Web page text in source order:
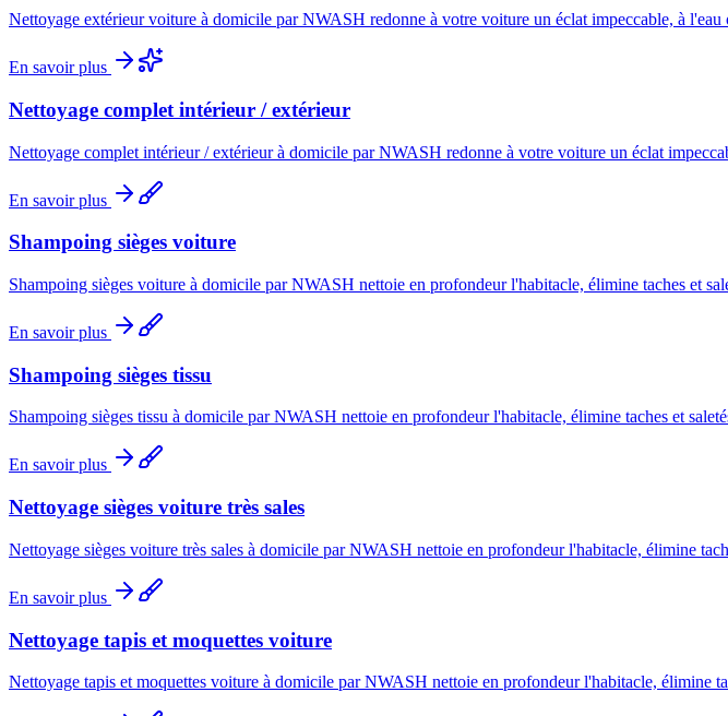
Nettoyage extérieur voiture à domicile par NWASH redonne à votre voiture un éclat impeccable, à l'eau
En savoir plus
Nettoyage complet intérieur / extérieur
Nettoyage complet intérieur / extérieur à domicile par NWASH redonne à votre voiture un éclat
En savoir plus
Shampoing sièges voiture
Shampoing sièges voiture à domicile par NWASH nettoie en profondeur l'habitacle, élimine taches et
En savoir plus
Shampoing sièges tissu
Shampoing sièges tissu à domicile par NWASH nettoie en profondeur l'habitacle, élimine taches et
En savoir plus
Nettoyage sièges voiture très sales
Nettoyage sièges voiture très sales à domicile par NWASH nettoie en profondeur l'habitacle, élimine
En savoir plus
Nettoyage tapis et moquettes voiture
Nettoyage tapis et moquettes voiture à domicile par NWASH nettoie en profondeur l'habitacle, élimine